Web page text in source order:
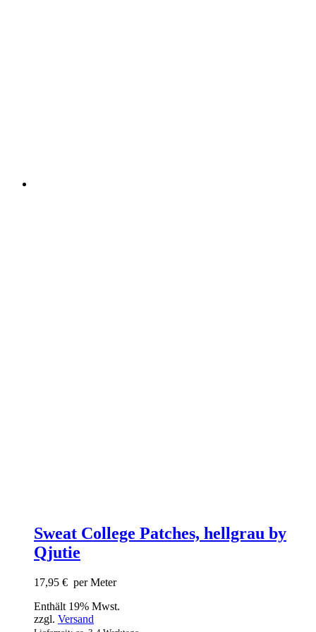
Sweat College Patches, hellgrau by
Qjutie
17,95 € per Meter
Enthält 19% Mwst.
zzgl. Versand